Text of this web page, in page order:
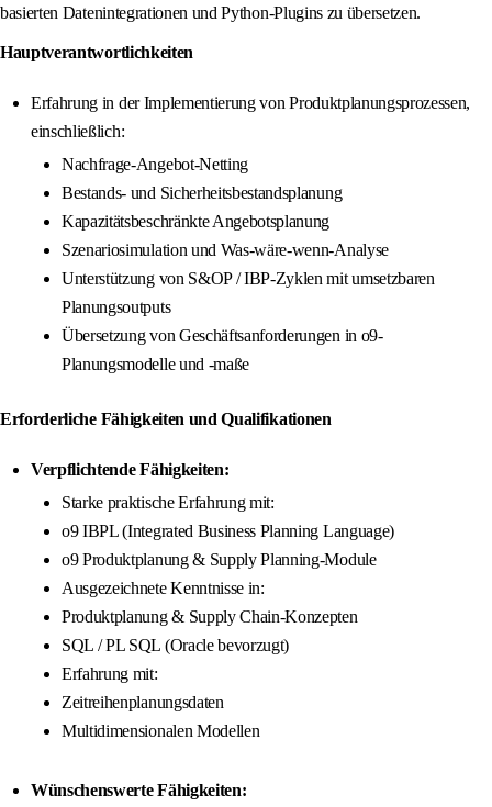
basierten Datenintegrationen und Python-Plugins zu übersetzen.
Hauptverantwortlichkeiten
Erfahrung in der Implementierung von Produktplanungsprozessen,
einschließlich:
Nachfrage-Angebot-Netting
Bestands- und Sicherheitsbestandsplanung
Kapazitätsbeschränkte Angebotsplanung
Szenariosimulation und Was-wäre-wenn-Analyse
Unterstützung von S&OP / IBP-Zyklen mit umsetzbaren
Planungsoutputs
Übersetzung von Geschäftsanforderungen in o9-
Planungsmodelle und -maße
Erforderliche Fähigkeiten und Qualifikationen
Verpflichtende Fähigkeiten:
Starke praktische Erfahrung mit:
o9 IBPL (Integrated Business Planning Language)
o9 Produktplanung & Supply Planning-Module
Ausgezeichnete Kenntnisse in:
Produktplanung & Supply Chain-Konzepten
SQL / PL SQL (Oracle bevorzugt)
Erfahrung mit:
Zeitreihenplanungsdaten
Multidimensionalen Modellen
Wünschenswerte Fähigkeiten: